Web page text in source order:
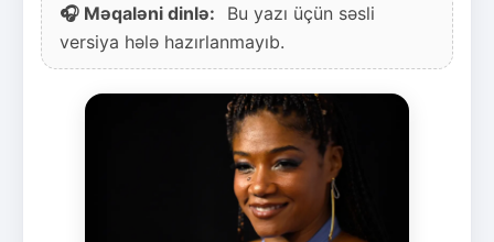
🎧 Məqaləni dinlə:
Bu yazı üçün səsli
versiya hələ hazırlanmayıb.